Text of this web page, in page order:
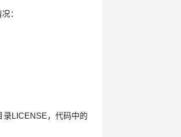
：
录LICENSE，代码中的